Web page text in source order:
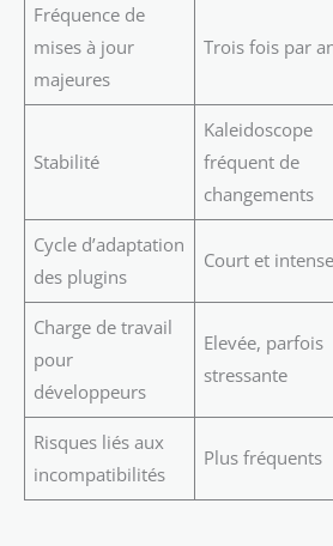
Fréquence de
mises à jour
majeures
Trois fois par
Stabilité
Kaleidoscope
fréquent de
changements
Cycle d’adaptation
des plugins
Court et intense
Charge de travail
pour
développeurs
Elevée, parfois
stressante
Risques liés aux
incompatibilités
Plus fréquents